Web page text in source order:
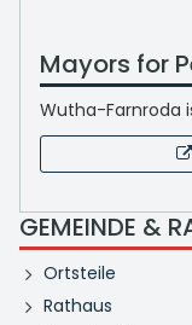
Mayors for
Wutha-Farnroda
GEMEINDE &
Ortsteile
Rathaus